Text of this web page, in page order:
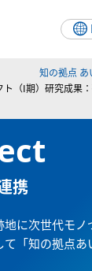
知の拠点あいち
知の拠点あいち
背景・経緯
施設案内
知の拠点 あ
（I期）研究成果
携
地に次世代モ
て「知の拠点あ